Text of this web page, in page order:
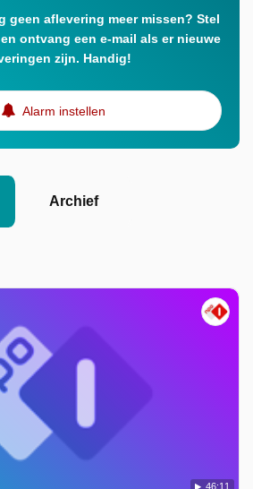
geen aflevering meer missen? Stel
ontvang een e-mail als er nieuwe
zijn. Handig!
Alarm instellen
Archief
46:11